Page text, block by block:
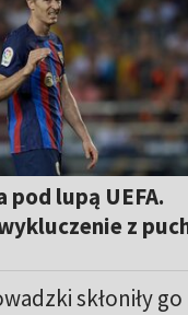
pod lupą UEFA.
z
skłoniły go